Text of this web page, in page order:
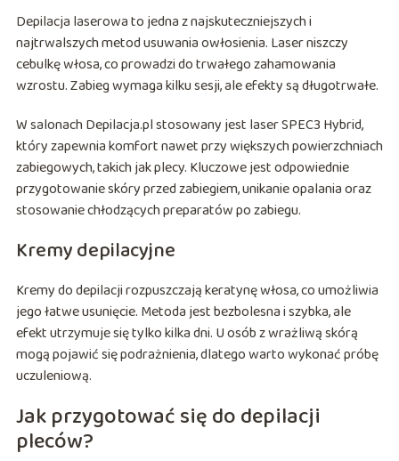
Depilacja laserowa to jedna z najskuteczniejszych i
najtrwalszych metod usuwania owłosienia. Laser niszczy
cebulkę włosa, co prowadzi do trwałego zahamowania
wzrostu. Zabieg wymaga kilku sesji, ale efekty są długotrwałe.
W salonach Depilacja.pl stosowany jest laser SPEC3 Hybrid,
który zapewnia komfort nawet przy większych powierzchniach
zabiegowych, takich jak plecy. Kluczowe jest odpowiednie
przygotowanie skóry przed zabiegiem, unikanie opalania oraz
stosowanie chłodzących preparatów po zabiegu.
Kremy depilacyjne
Kremy do depilacji rozpuszczają keratynę włosa, co umożliwia
jego łatwe usunięcie. Metoda jest bezbolesna i szybka, ale
efekt utrzymuje się tylko kilka dni. U osób z wrażliwą skórą
mogą pojawić się podrażnienia, dlatego warto wykonać próbę
uczuleniową.
Jak przygotować się do depilacji
pleców?